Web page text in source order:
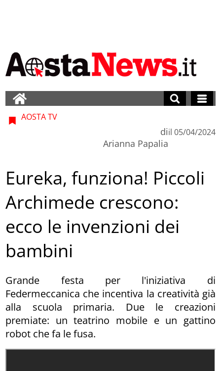
AOSTA TV
di
Arianna Papalia
il 05/04/2024
Eureka, funziona! Piccoli
Archimede crescono:
ecco le invenzioni dei
bambini
Grande festa per l'iniziativa di
Federmeccanica che incentiva la creatività già
alla scuola primaria. Due le creazioni
premiate: un teatrino mobile e un gattino
robot che fa le fusa.